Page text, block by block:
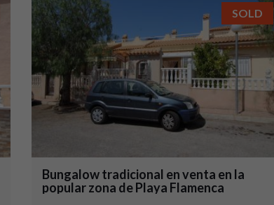
SOLD
Bungalow tradicional en venta en la
popular zona de Playa Flamenca